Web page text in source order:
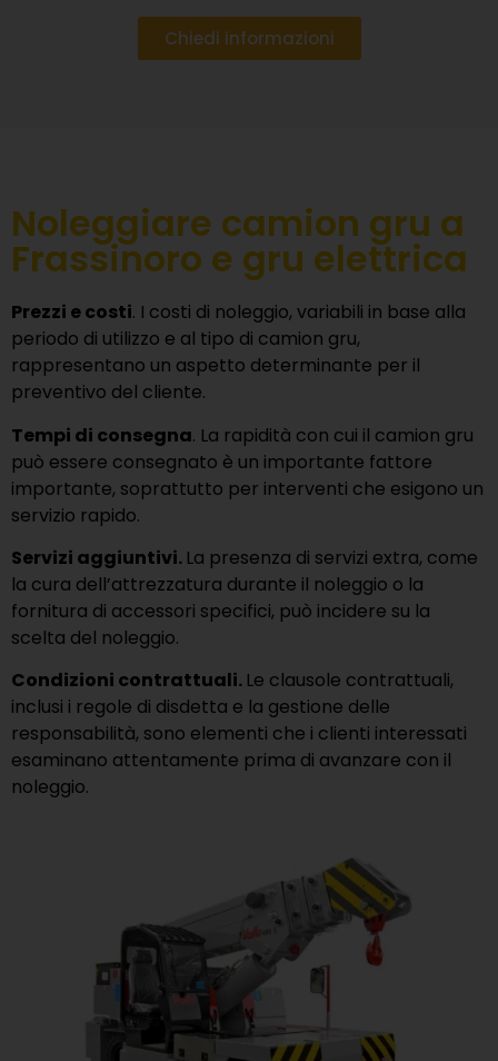
Chiedi informazioni
Noleggiare camion gru a
Frassinoro e gru elettrica
Prezzi e costi. I costi di noleggio, variabili in base alla
periodo di utilizzo e al tipo di camion gru,
rappresentano un aspetto determinante per il
preventivo del cliente.
Tempi di consegna. La rapidità con cui il camion gru
può essere consegnato è un importante fattore
importante, soprattutto per interventi che esigono un
servizio rapido.
Servizi aggiuntivi. La presenza di servizi extra, come
la cura dell’attrezzatura durante il noleggio o la
fornitura di accessori specifici, può incidere su la
scelta del noleggio.
Condizioni contrattuali. Le clausole contrattuali,
inclusi i regole di disdetta e la gestione delle
responsabilità, sono elementi che i clienti interessati
esaminano attentamente prima di avanzare con il
noleggio.